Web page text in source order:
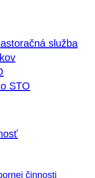
služba
STO
činnosti